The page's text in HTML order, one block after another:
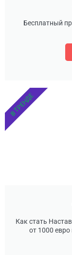
Бесплатный
Как стать
от 1000
В ТРЕНДЕ